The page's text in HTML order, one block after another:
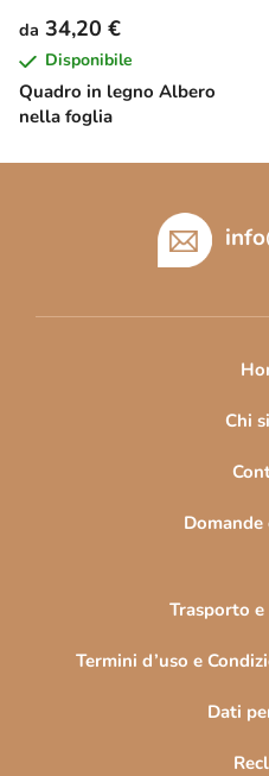
Quadro in legno Albero
nella foglia
da 34,20 €
Disponibile
info
Chi
Trasporto
Termini d’uso e
Dati